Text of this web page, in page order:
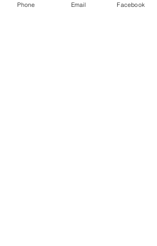
Phone Email Facebook